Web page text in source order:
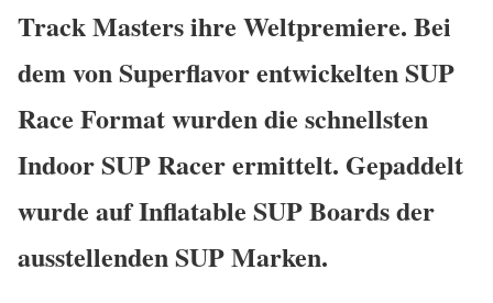
Track Masters ihre Weltpremiere. Bei
dem von Superflavor entwickelten SUP
Race Format wurden die schnellsten
Indoor SUP Racer ermittelt. Gepaddelt
wurde auf Inflatable SUP Boards der
ausstellenden SUP Marken.